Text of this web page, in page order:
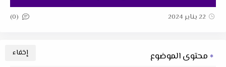
22 يناير 2024 (0)
محتوى الموضوع